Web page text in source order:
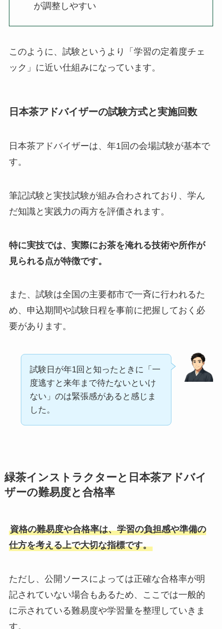
が調整しやすい
このように、試験というより「学習の定着度チェ
ック」に近い仕組みになっています。
日本茶アドバイザーの試験方式と実施回数
日本茶アドバイザーは、年1回の会場試験が基本で
す。
筆記試験と実技試験が組み合わされており、学ん
だ知識と実践力の両方を評価されます。
特に実技では、実際にお茶を淹れる技術や所作が
見られる点が特徴です。
また、試験は全国の主要都市で一斉に行われるた
め、申込期間や試験日程を事前に把握しておく必
要があります。
試験日が年1回と知ったときに「一
度逃すと来年まで待たないといけ
ない」のは緊張感があると感じま
した。
緑茶インストラクターと日本茶アドバイ
ザーの難易度と合格率
資格の難易度や合格率は、学習の負担感や準備の
仕方を考える上で大切な指標です。
ただし、公開ソースによっては正確な合格率が明
記されていない場合もあるため、ここでは一般的
に示されている難易度や学習量を整理していきま
す。